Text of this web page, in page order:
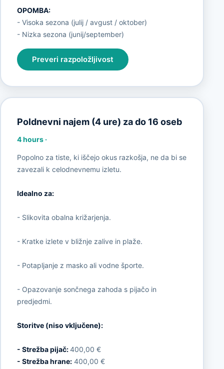
OPOMBA:
- Visoka sezona (julij / avgust / oktober)
- Nizka sezona (junij/september)
Preveri razpoložljivost
Poldnevni najem (4 ure) za do 16 oseb
4 hours·
Popolno za tiste, ki iščejo okus razkošja, ne da bi se
zavezali k celodnevnemu izletu.
Idealno za:
- Slikovita obalna križarjenja.
- Kratke izlete v bližnje zalive in plaže.
- Potapljanje z masko ali vodne športe.
- Opazovanje sončnega zahoda s pijačo in
predjedmi.
Storitve (niso vključene):
- Strežba pijač:400,00 €
- Strežba hrane:400,00 €